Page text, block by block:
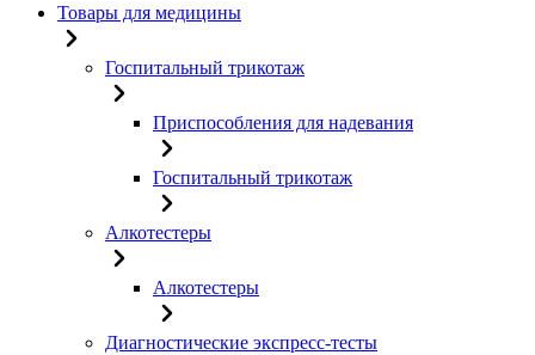
Товары для медицины
Госпитальный трикотаж
Приспособления для надевания
Госпитальный трикотаж
Алкотестеры
Алкотестеры
Диагностические экспресс-тесты